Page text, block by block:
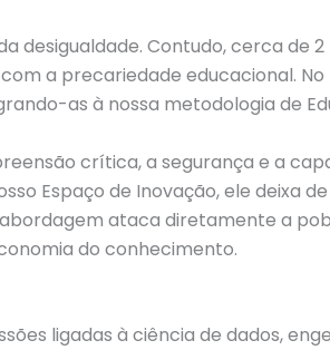
desigualdade. Contudo, cerca de
a precariedade educacional. No
as à nossa metodologia de
crítica, a segurança e a
Espaço de Inovação, ele deixa
ataca diretamente a
do conhecimento.
ligadas à ciência de dados,